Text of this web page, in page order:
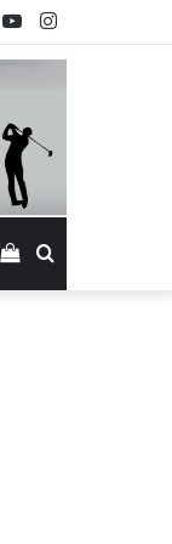
Instagram
YouTube
Смотреть